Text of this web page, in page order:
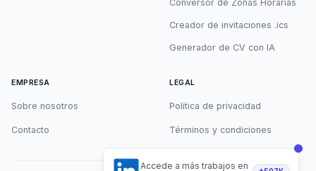
Conversor de Zonas Horarias
Creador de invitaciones .ics
Generador de CV con IA
EMPRESA
Sobre nosotros
Contacto
LEGAL
Política de privacidad
Términos y condiciones
Accede a más trabajos en